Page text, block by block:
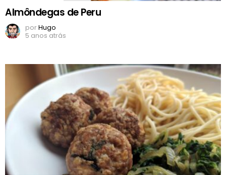
Almôndegas de Peru
porHugo
5 anos atrás